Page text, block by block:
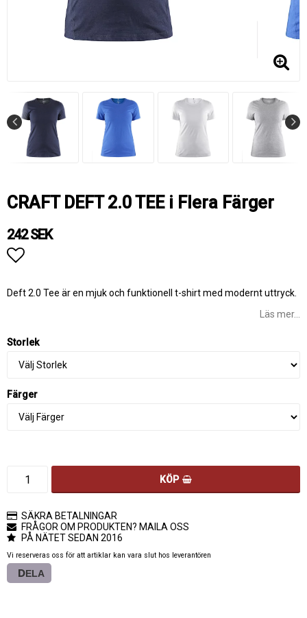
CRAFT DEFT 2.0 TEE i Flera Färger
242 SEK
Deft 2.0 Tee är en mjuk och funktionell t-shirt med modernt uttryck.
Läs mer...
Storlek
Färger
KÖP
SÄKRA BETALNINGAR
FRÅGOR OM PRODUKTEN? MAILA OSS
PÅ NÄTET SEDAN 2016
Vi reserveras oss för att artiklar kan vara slut hos leverantören
DELA